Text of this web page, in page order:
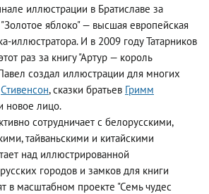
иллюстрации в Братиславе за
"Золотое яблоко" — высшая европейская
­иллюстратора. И в 2009 году Татарников
раз за книгу "Артур — король
создал иллюстрации для многих
Стивенсон, сказки братьев Гримм
новое лицо.
сотрудничает с белорусскими,
тайваньскими и китайскими
над иллюстрированной
городов и замков для книги
в масштабном проекте "Семь чудес